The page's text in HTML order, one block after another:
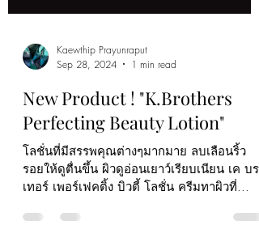
Kaewthip Prayunraput
Sep 28, 2024
1 min read
New Product ! "K.Brothers
Perfecting Beauty Lotion"
โลชั่นที่มีสรรพคุณต่างๆมากมาย ลบเลือนริ้ว